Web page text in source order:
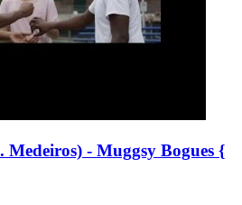
- Muggsy Bogues {